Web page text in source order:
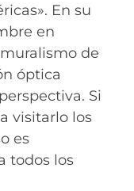
En su
en
de
óptica
Si
visitarlo los
es
todos los